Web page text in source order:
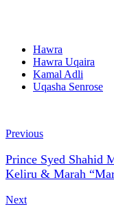
Hawra
Hawra Uqaira
Kamal Adli
Uqasha Senrose
Previous
Prince Syed Shahid
Keliru & Marah
Next